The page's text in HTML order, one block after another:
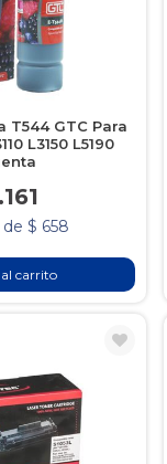
T544 GTC Para
L3150 L5190
$ 658
carrito